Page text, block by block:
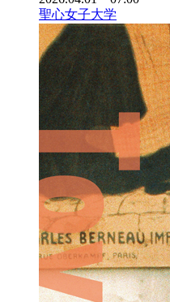
聖心女子大学